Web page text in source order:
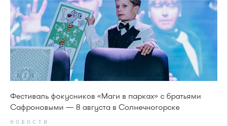
Фестиваль фокусников «Маги в парках» с братьями
Сафроновыми — 8 августа в Солнечногорске
НОВОСТИ